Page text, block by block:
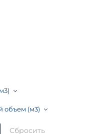
объем (м3)